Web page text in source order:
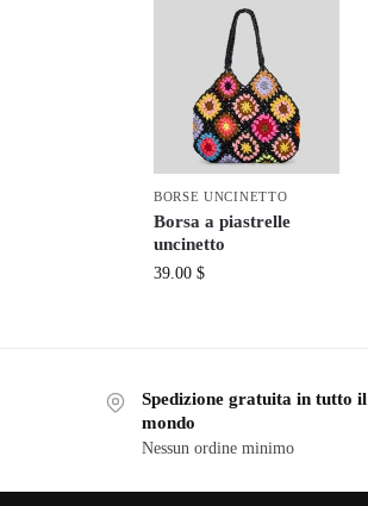
BORSE UNCINETTO
Borsa a piastrelle
uncinetto
39.00 $
Spedizione gratuita in tutto il
mondo
Nessun ordine minimo